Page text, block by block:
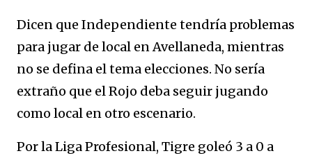
Dicen que Independiente tendría problemas
para jugar de local en Avellaneda, mientras
no se defina el tema elecciones. No sería
extraño que el Rojo deba seguir jugando
como local en otro escenario.
Por la Liga Profesional, Tigre goleó 3 a 0 a